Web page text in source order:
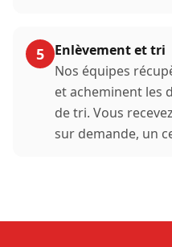
5
Enlèvement et tri
Nos équipes
et acheminent les
de tri. Vous
sur demande, un